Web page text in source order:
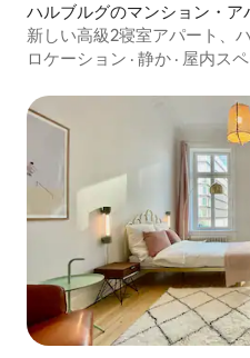
ハルブルグのマンション・ア
新しい高級2寝室アパート、
ロケーション · 静か · 屋内ス